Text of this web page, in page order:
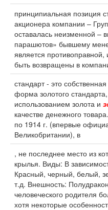
принципиальная позиция
акционера компании –
оставалась неизменной –
парашютов» бывшему
является
быть возвращены в
стандарт - это
форма золотого
использованием золота и
качестве денежного
по 1914 г. (впервые
Великобритании), в
, не последнее место из
крылья. Виды: В
Красный, черный, белый,
т.д. Внешность:
человеческого родителя
хотя некоторые